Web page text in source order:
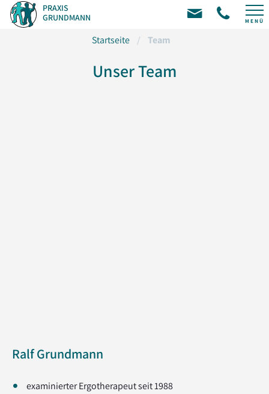
PRAXIS
GRUNDMANN
MENÜ
Startseite / Team
Unser Team
Ralf Grundmann
examinierter Ergotherapeut seit 1988